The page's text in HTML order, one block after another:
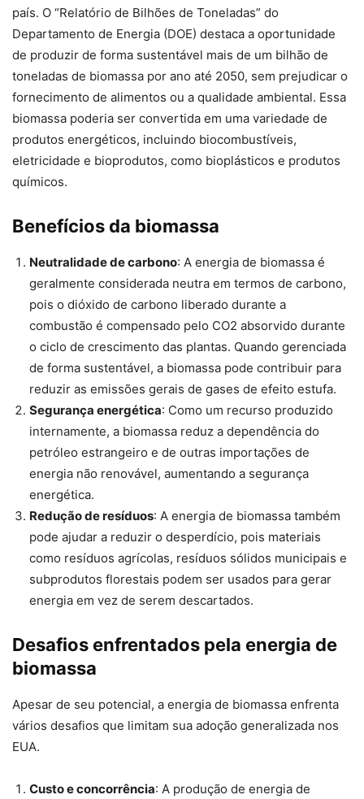
país. O “Relatório de Bilhões de Toneladas” do
Departamento de Energia (DOE) destaca a oportunidade
de produzir de forma sustentável mais de um bilhão de
toneladas de biomassa por ano até 2050, sem prejudicar o
fornecimento de alimentos ou a qualidade ambiental. Essa
biomassa poderia ser convertida em uma variedade de
produtos energéticos, incluindo biocombustíveis,
eletricidade e bioprodutos, como bioplásticos e produtos
químicos.
Benefícios da biomassa
Neutralidade de carbono: A energia de biomassa é
geralmente considerada neutra em termos de carbono,
pois o dióxido de carbono liberado durante a
combustão é compensado pelo CO2 absorvido durante
o ciclo de crescimento das plantas. Quando gerenciada
de forma sustentável, a biomassa pode contribuir para
reduzir as emissões gerais de gases de efeito estufa.
Segurança energética: Como um recurso produzido
internamente, a biomassa reduz a dependência do
petróleo estrangeiro e de outras importações de
energia não renovável, aumentando a segurança
energética.
Redução de resíduos: A energia de biomassa também
pode ajudar a reduzir o desperdício, pois materiais
como resíduos agrícolas, resíduos sólidos municipais e
subprodutos florestais podem ser usados para gerar
energia em vez de serem descartados.
Desafios enfrentados pela energia de
biomassa
Apesar de seu potencial, a energia de biomassa enfrenta
vários desafios que limitam sua adoção generalizada nos
EUA.
Custo e concorrência: A produção de energia de